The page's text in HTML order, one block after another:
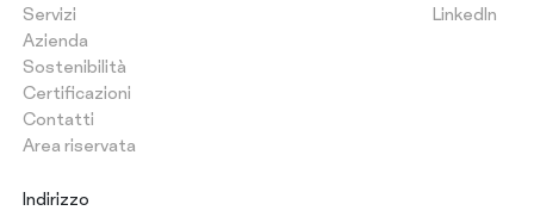
Servizi
Azienda
Sostenibilità
Certificazioni
Contatti
Area riservata
LinkedIn
Indirizzo